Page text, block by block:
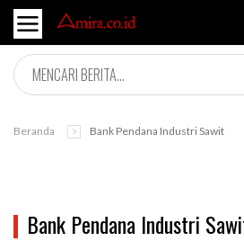
Beranda Bank Pendana Industri Sawit
Bank Pendana Industri